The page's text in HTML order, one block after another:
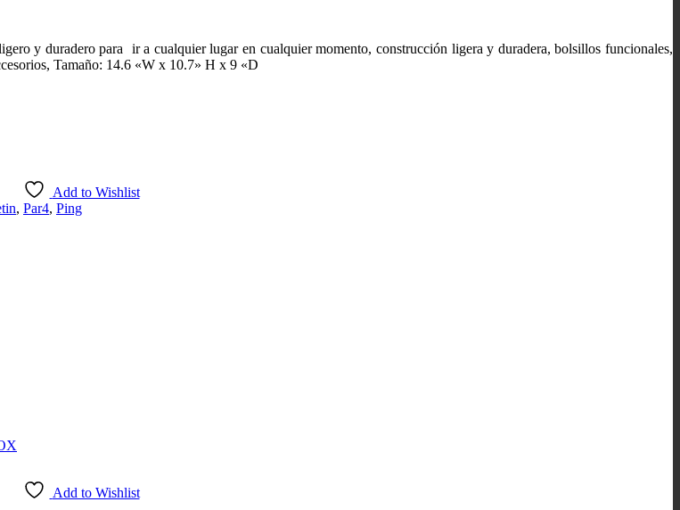
y duradero para ir a cualquier lugar en cualquier momento, construcción ligera y duradera, bolsillos funcionales,
Tamaño: 14.6 «W x 10.7» H x 9 «D
Add to Wishlist
, Par4, Ping
Add to Wishlist